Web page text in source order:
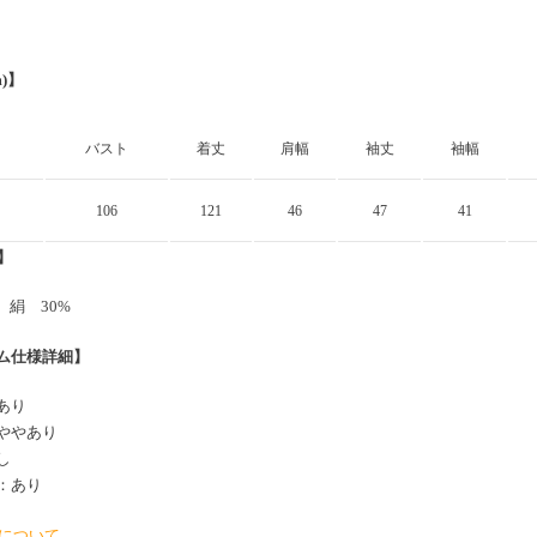
バスト 着丈 肩幅 袖丈 袖幅
106 121 46 47 41
絹 30%
仕様詳細】
り
やあり
あり